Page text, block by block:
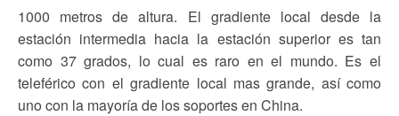
1000 metros de altura. El gradiente local desde la
estación intermedia hacia la estación superior es tan
como 37 grados, lo cual es raro en el mundo. Es el
teleférico con el gradiente local mas grande, así como
uno con la mayoría de los soportes en China.